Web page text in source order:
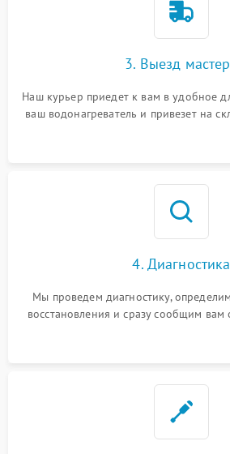
3. Выезд
Наш курьер приедет к вам в удобное
ваш водонагреватель и привезет на
4. Диагностика
Мы проведем диагностику,
восстановления и сразу сообщим вам